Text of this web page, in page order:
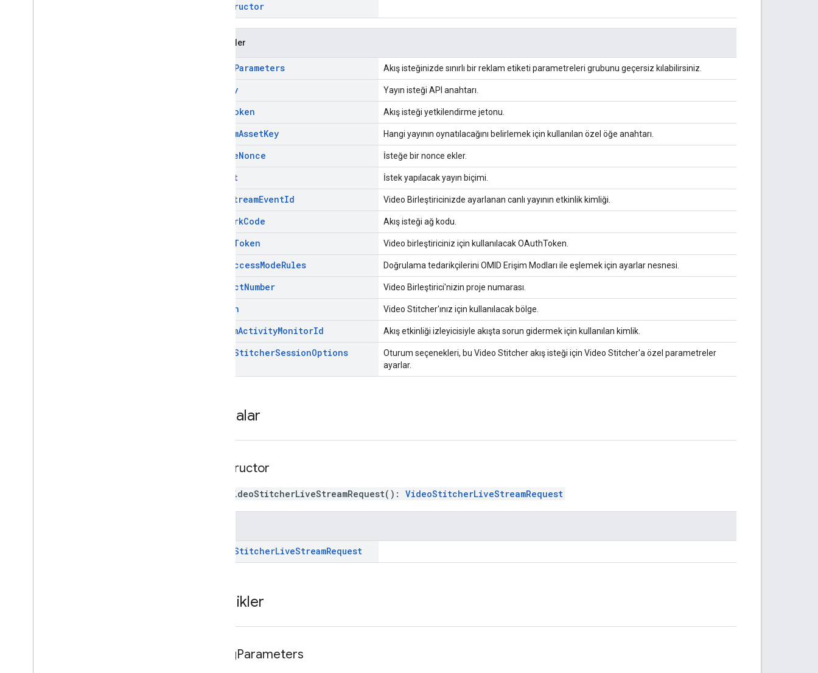
constructor
Özellikler
Parameters Akış isteğinizde sınırlı bir reklam etiketi parametreleri grubunu geçersiz kılabilirsiniz.
Key Yayın isteği API anahtarı.
Token Akış isteği yetkilendirme jetonu.
customAssetKey Hangi yayının oynatılacağını belirlemek için kullanılan özel öğe anahtarı.
enableNonce İsteğe bir nonce ekler.
format İstek yapılacak yayın biçimi.
StreamEventId Video Birleştiricinizde ayarlanan canlı yayının etkinlik kimliği.
networkCode Akış isteği ağ kodu.
Token Video birleştiriciniz için kullanılacak OAuthToken.
AccessModeRules Doğrulama tedarikçilerini OMID Erişim Modları ile eşlemek için ayarlar nesnesi.
projectNumber Video Birleştirici'nizin proje numarası.
region Video Stitcher'ınız için kullanılacak bölge.
streamActivityMonitorId Akış etkinliği izleyicisiyle akışta sorun gidermek için kullanılan kimlik.
StitcherSessionOptions
Oturum seçenekleri, bu Video Stitcher akış isteği için Video Stitcher'a özel parametreler
ayarlar.
Markalar
constructor
new VideoStitcherLiveStreamRequest( ) : VideoStitcherLiveStreamRequest
StitcherLiveStreamRequest
Özellikler
TagParameters